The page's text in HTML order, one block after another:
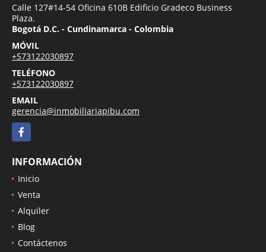
Calle 127#14-54 Oficina 610B Edificio Gradeco Business
Plaza.
Bogotá D.C. - Cundinamarca - Colombia
MÓVIL
+573122030897
TELÉFONO
+573122030897
EMAIL
gerencia@inmobiliariapibu.com
Facebook
INFORMACIÓN
Inicio
Venta
Alquiler
Blog
Contáctenos